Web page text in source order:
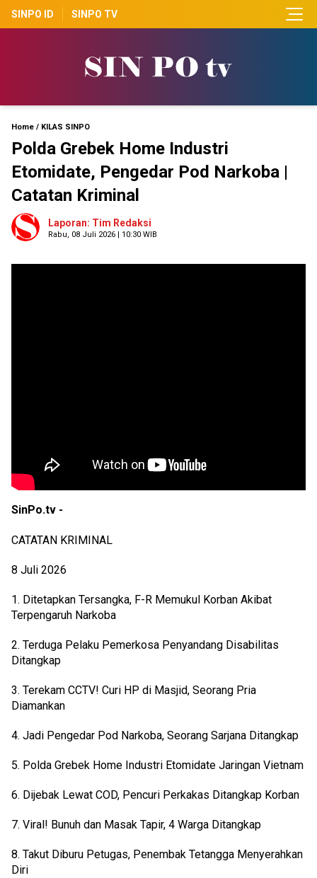
SINPO ID SINPO TV
Home / KILAS SINPO
Polda Grebek Home Industri
Etomidate, Pengedar Pod Narkoba |
Catatan Kriminal
Laporan: Tim Redaksi
Rabu, 08 Juli 2026 | 10:30 WIB
SinPo.tv -
CATATAN KRIMINAL
8 Juli 2026
1. Ditetapkan Tersangka, F-R Memukul Korban Akibat
Terpengaruh Narkoba
2. Terduga Pelaku Pemerkosa Penyandang Disabilitas
Ditangkap
3. Terekam CCTV! Curi HP di Masjid, Seorang Pria
Diamankan
4. Jadi Pengedar Pod Narkoba, Seorang Sarjana Ditangkap
5. Polda Grebek Home Industri Etomidate Jaringan Vietnam
6. Dijebak Lewat COD, Pencuri Perkakas Ditangkap Korban
7. Viral! Bunuh dan Masak Tapir, 4 Warga Ditangkap
8. Takut Diburu Petugas, Penembak Tetangga Menyerahkan
Diri